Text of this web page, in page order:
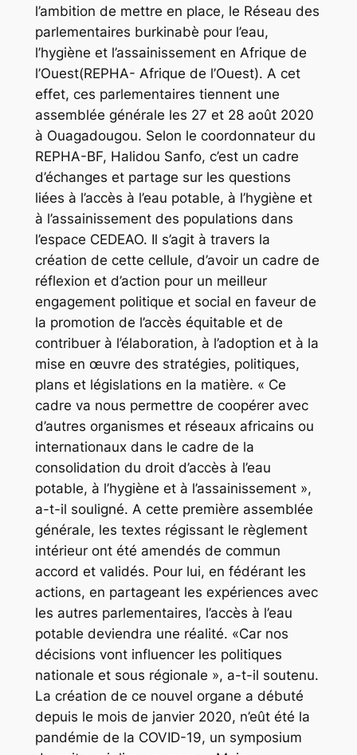
l’ambition de mettre en place, le Réseau des
parlementaires burkinabè pour l’eau,
l’hygiène et l’assainissement en Afrique de
l’Ouest(REPHA- Afrique de l’Ouest). A cet
effet, ces parlementaires tiennent une
assemblée générale les 27 et 28 août 2020
à Ouagadougou. Selon le coordonnateur du
REPHA-BF, Halidou Sanfo, c’est un cadre
d’échanges et partage sur les questions
liées à l’accès à l’eau potable, à l’hygiène et
à l’assainissement des populations dans
l’espace CEDEAO. Il s’agit à travers la
création de cette cellule, d’avoir un cadre de
réflexion et d’action pour un meilleur
engagement politique et social en faveur de
la promotion de l’accès équitable et de
contribuer à l’élaboration, à l’adoption et à la
mise en œuvre des stratégies, politiques,
plans et législations en la matière. « Ce
cadre va nous permettre de coopérer avec
d’autres organismes et réseaux africains ou
internationaux dans le cadre de la
consolidation du droit d’accès à l’eau
potable, à l’hygiène et à l’assainissement »,
a-t-il souligné. A cette première assemblée
générale, les textes régissant le règlement
intérieur ont été amendés de commun
accord et validés. Pour lui, en fédérant les
actions, en partageant les expériences avec
les autres parlementaires, l’accès à l’eau
potable deviendra une réalité. «Car nos
décisions vont influencer les politiques
nationale et sous régionale », a-t-il soutenu.
La création de ce nouvel organe a débuté
depuis le mois de janvier 2020, n’eût été la
pandémie de la COVID-19, un symposium